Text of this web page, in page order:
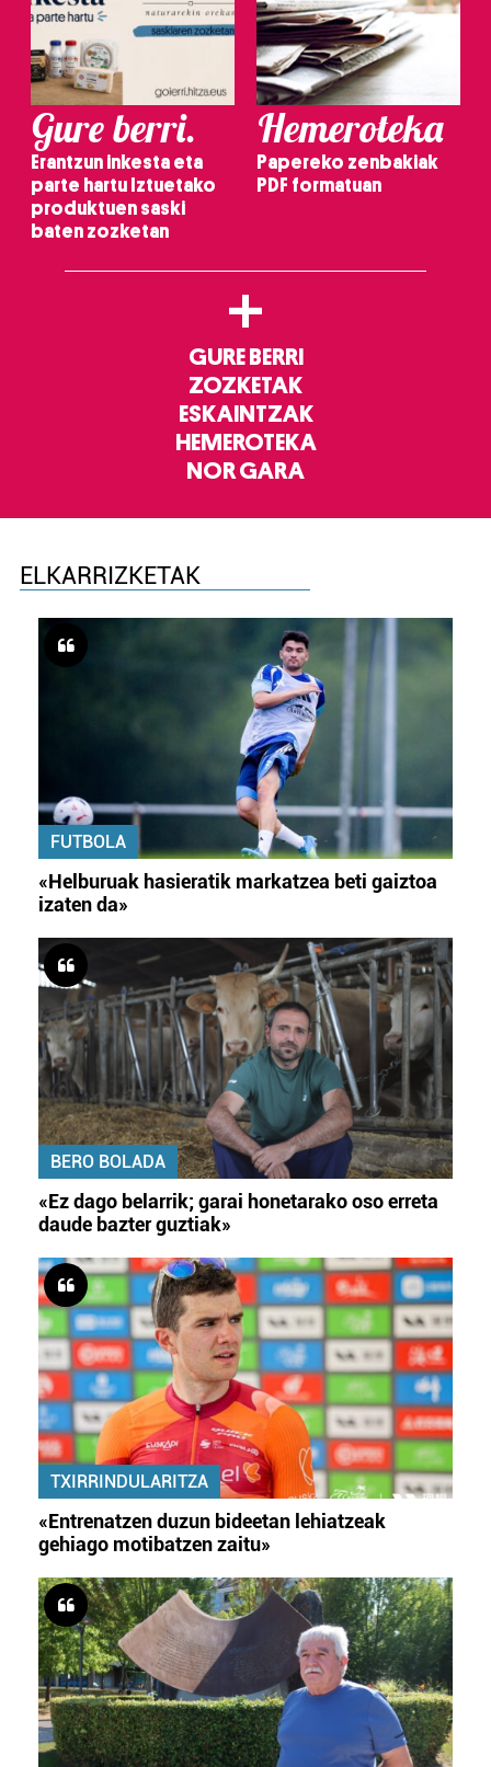
Gure berri.
Erantzun inkesta eta
parte hartu Iztuetako
produktuen saski
baten zozketan
Hemeroteka
Papereko zenbakiak
PDF formatuan
+
GURE BERRI
ZOZKETAK
ESKAINTZAK
HEMEROTEKA
NOR GARA
ELKARRIZKETAK
FUTBOLA
«Helburuak hasieratik markatzea beti gaiztoa
izaten da»
BERO BOLADA
«Ez dago belarrik; garai honetarako oso erreta
daude bazter guztiak»
TXIRRINDULARITZA
«Entrenatzen duzun bideetan lehiatzeak
gehiago motibatzen zaitu»